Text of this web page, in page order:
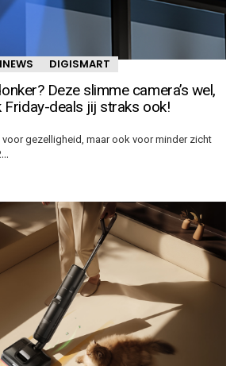
DIGISMART
Deze slimme camera’s wel,
Friday-deals jij straks ook!
gezelligheid, maar ook voor minder zicht